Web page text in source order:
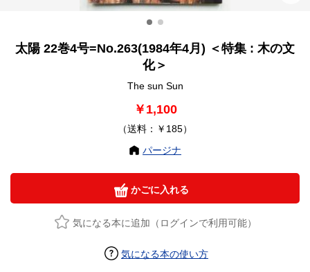
太陽 22巻4号=No.263(1984年4月) ＜特集 : 木の文
化＞
The sun Sun
￥1,100
（送料：￥185）
パージナ
かごに入れる
気になる本に追加（ログインで利用可能）
気になる本の使い方